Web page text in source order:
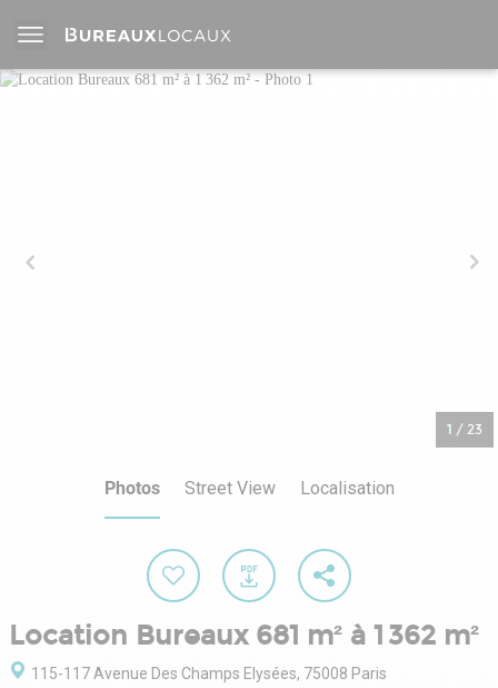
1 / 23
Photos Street View Localisation
Location Bureaux 681 m² à 1 362 m²
115-117 Avenue Des Champs Elysées, 75008 Paris